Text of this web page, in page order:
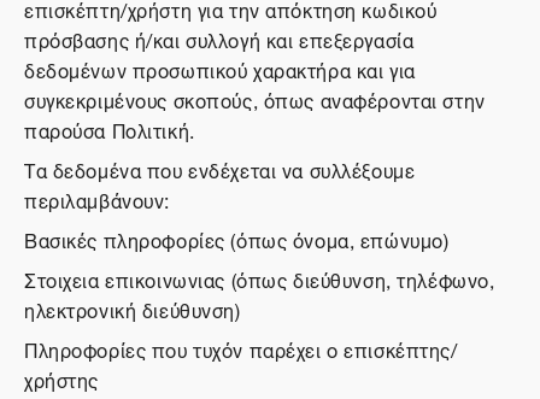
επισκέπτη/χρήστη για την απόκτηση κωδικού
πρόσβασης ή/και συλλογή και επεξεργασία
δεδομένων προσωπικού χαρακτήρα και για
συγκεκριμένους σκοπούς, όπως αναφέρονται στην
παρούσα Πολιτική.
Τα δεδομένα που ενδέχεται να συλλέξουμε
περιλαμβάνουν:
Βασικές πληροφορίες (όπως όνομα, επώνυμο)
Στοιχεια επικοινωνιας (όπως διεύθυνση, τηλέφωνο,
ηλεκτρονική διεύθυνση)
Πληροφορίες που τυχόν παρέχει ο επισκέπτης/
χρήστης